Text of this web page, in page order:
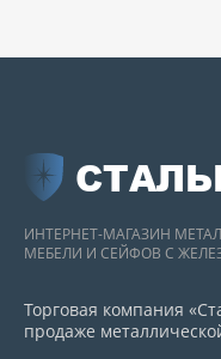
ИНТЕРНЕТ-МАГАЗИН
МЕБЕЛИ И СЕЙФОВ С
Торговая компания
продаже